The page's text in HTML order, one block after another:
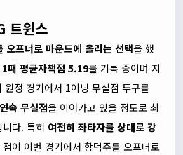
트윈스
오프너로 마운드에 올리는 선택을 했
1패 평균자책점 5.19를 기록 중이며 지
정 경기에서 1이닝 무실점 투구를
속 무실점을 이어가고 있을 정도로 최
다. 특히 여전히 좌타자를 상대로 강
이 이번 경기에서 함덕주를 오프너로